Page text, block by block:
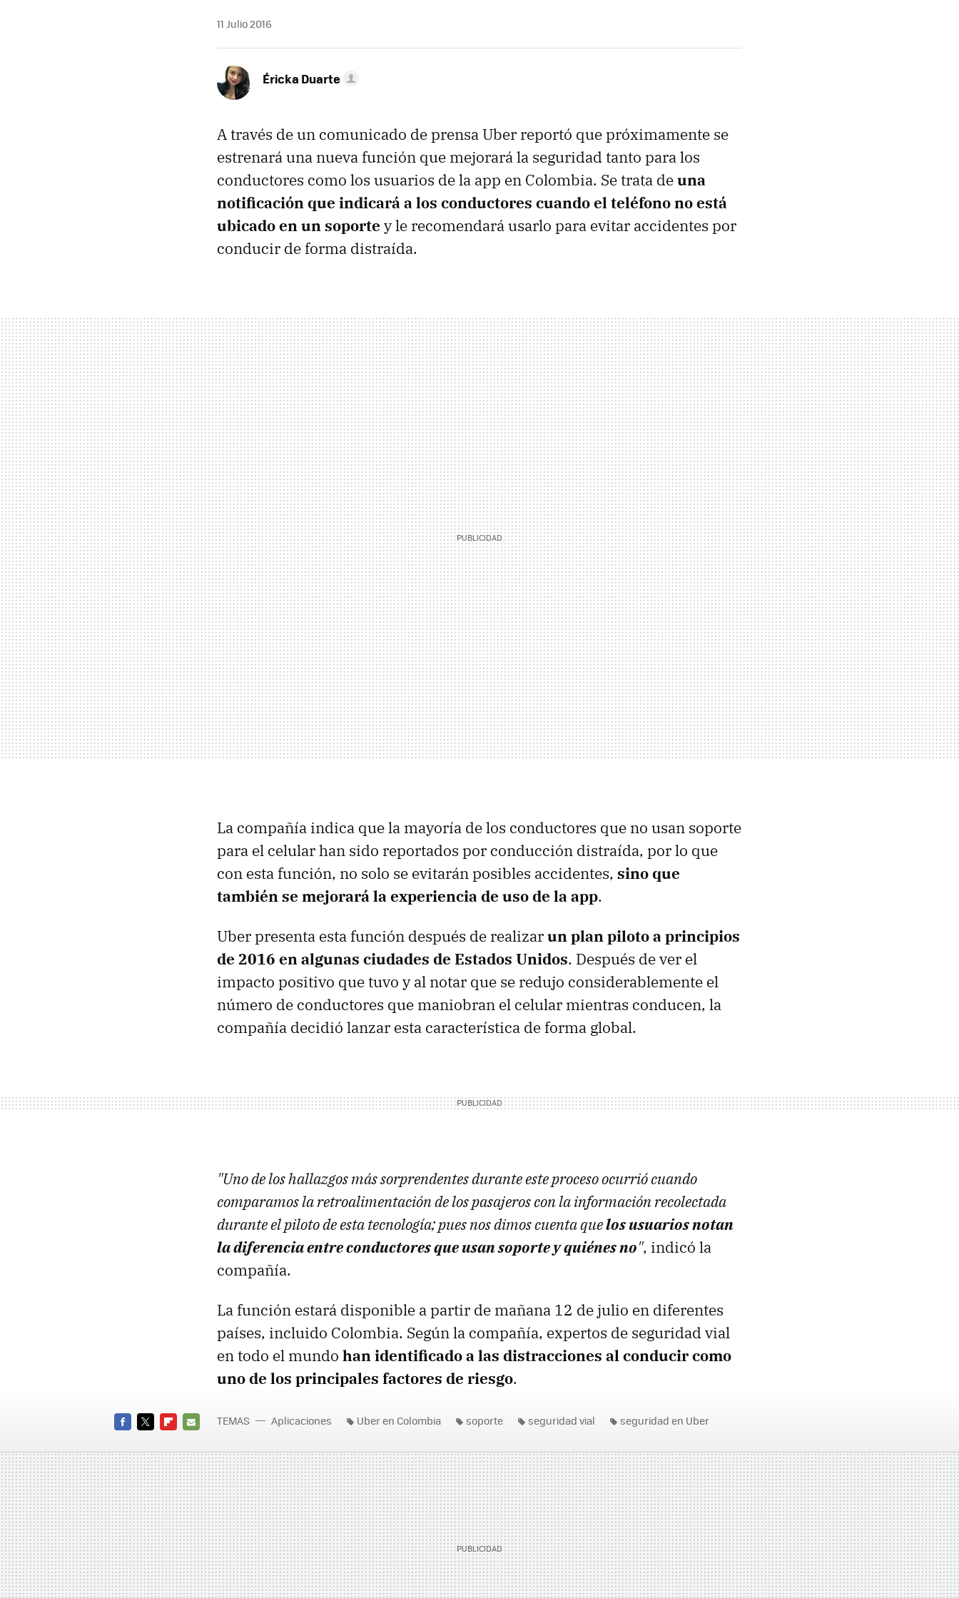
11 Julio 2016
Éricka Duarte
A través de un comunicado de prensa Uber reportó que próximamente se
estrenará una nueva función que mejorará la seguridad tanto para los
conductores como los usuarios de la app en Colombia. Se trata deuna
notificación que indicará a los conductores cuando el teléfono no está
ubicado en un soporte y le recomendará usarlo para evitar accidentes por
conducir de forma distraída.
La compañía indica que la mayoría de los conductores que no usan soporte
para el celular han sido reportados por conducción distraída, por lo que
con esta función, no solo se evitarán posibles accidentes, sino que
también se mejorará la experiencia de uso de la app.
Uber presenta esta función después de realizarun plan piloto a principios
de 2016 en algunas ciudades de Estados Unidos. Después de ver el
impacto positivo que tuvo y al notar que se redujo considerablemente el
número de conductores que maniobran el celular mientras conducen, la
compañía decidió lanzar esta característica de forma global.
"Uno de los hallazgos más sorprendentes durante este proceso ocurrió cuando
comparamos la retroalimentación de los pasajeros con la información recolectada
durante el piloto de esta tecnología; pues nos dimos cuenta quelos usuarios notan
la diferencia entre conductores que usan soporte y quiénes no", indicó la
compañía.
La función estará disponible a partir de mañana 12 de julio en diferentes
países, incluido Colombia. Según la compañía, expertos de seguridad vial
en todo el mundo han identificado a las distracciones al conducir como
uno de los principales factores de riesgo.
MAIL
TEMAS Aplicaciones Uber en Colombia soporte seguridad vial seguridad en Uber